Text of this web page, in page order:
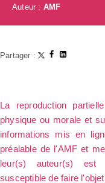
Auteur : AMF
Partager :
La reproduction
physique ou morale et
informations mis en
préalable de l'AMF et
leur(s) auteur(s) est
susceptible de faire